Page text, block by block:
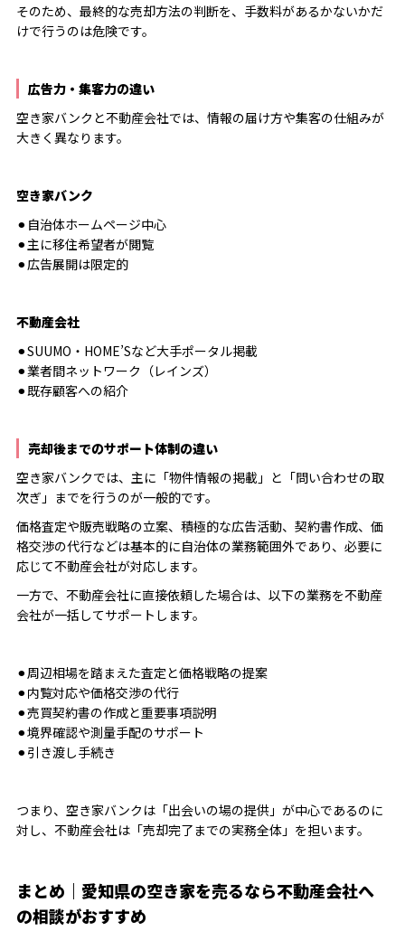
そのため、最終的な売却方法の判断を、手数料があるかないかだ
けで行うのは危険です。
広告力・集客力の違い
空き家バンクと不動産会社では、情報の届け方や集客の仕組みが
大きく異なります。
空き家バンク
⚫︎自治体ホームページ中心
⚫︎主に移住希望者が閲覧
⚫︎広告展開は限定的
不動産会社
⚫︎SUUMO・HOME’Sなど大手ポータル掲載
⚫︎業者間ネットワーク（レインズ）
⚫︎既存顧客への紹介
売却後までのサポート体制の違い
空き家バンクでは、主に「物件情報の掲載」と「問い合わせの取
次ぎ」までを行うのが一般的です。
価格査定や販売戦略の立案、積極的な広告活動、契約書作成、価
格交渉の代行などは基本的に自治体の業務範囲外であり、必要に
応じて不動産会社が対応します。
一方で、不動産会社に直接依頼した場合は、以下の業務を不動産
会社が一括してサポートします。
⚫︎周辺相場を踏まえた査定と価格戦略の提案
⚫︎内覧対応や価格交渉の代行
⚫︎売買契約書の作成と重要事項説明
⚫︎境界確認や測量手配のサポート
⚫︎引き渡し手続き
つまり、空き家バンクは「出会いの場の提供」が中心であるのに
対し、不動産会社は「売却完了までの実務全体」を担います。
まとめ｜愛知県の空き家を売るなら不動産会社へ
の相談がおすすめ